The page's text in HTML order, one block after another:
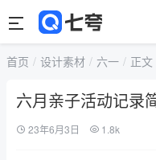
首页 设计素材 六一 正文
六月亲子活动记录
23年6月3日 1.8k